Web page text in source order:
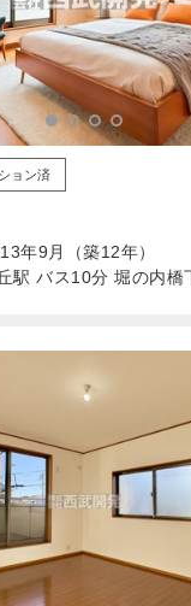
ョン済
年9月（築12年）
駅 バス10分 堀の内橋